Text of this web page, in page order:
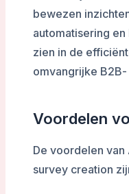
bewezen
automatisering
zien in de
omvangrijke
Voordelen
De voordelen
survey creation